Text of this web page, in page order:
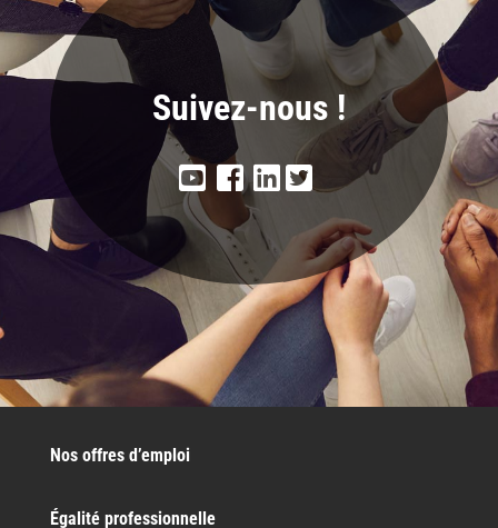
Suivez-nous !
Nos offres d’emploi
Égalité professionnelle